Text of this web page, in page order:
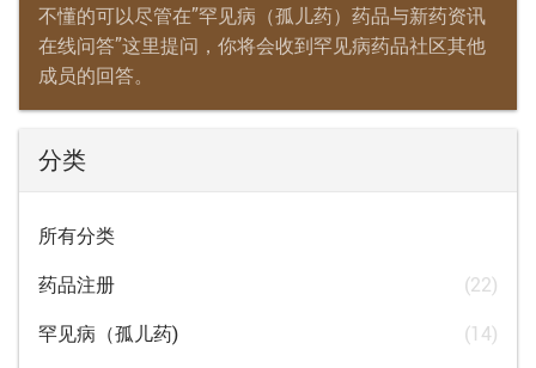
不懂的可以尽管在”罕见病（孤儿药）药品与新药资讯
在线问答”这里提问，你将会收到罕见病药品社区其他
成员的回答。
分类
所有分类
药品注册
(22)
罕见病（孤儿药)
(14)